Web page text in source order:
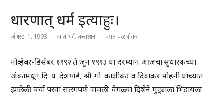
धारणात् धर्म इत्याहुः।
ऑगस्ट, 1, 1993 जात-धर्म,तत्त्वज्ञान वसंत पळशीकर
नोव्हेंबर-डिसेंबर १९९२ ते जून १९९३ या दरम्यान आजचा सुधारकच्या
अंकांमधून दि. य. देशपांडे, श्री. गो. काशीकर व दिवाकर मोहनी यांच्यात
झालेली चर्चा परवा सलगपणे वाचली. वेगळ्या दिशेने मुद्द्याला भिडायला